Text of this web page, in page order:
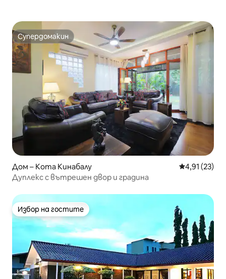
Супердомакин
Супердомакин
Дом – Кота Кинабалу Средна
4,91 (23)
Дуплекс с вътрешен двор и градина
Избор на гостите
Избор на гостите